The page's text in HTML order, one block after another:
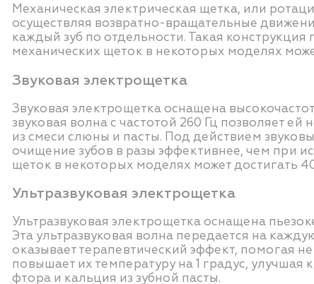
Механическая электрическая щетка, или
осуществляя возвратно-вращательные
каждый зуб по отдельности. Такая
механических щеток в некоторых моделях
Звуковая электрощетка
Звуковая электрощетка оснащена
звуковая волна с частотой 260 Гц позволяет
из смеси слюны и пасты. Под действием
очищение зубов в разы эффективнее, чем при
щеток в некоторых моделях может достигать
Ультразвуковая электрощетка
Ультразвуковая электрощетка оснащена
Эта ультразвуковая волна передается на
оказывает терапевтический эффект, помогая
повышает их температуру на 1 градус,
фтора и кальция из зубной пасты.